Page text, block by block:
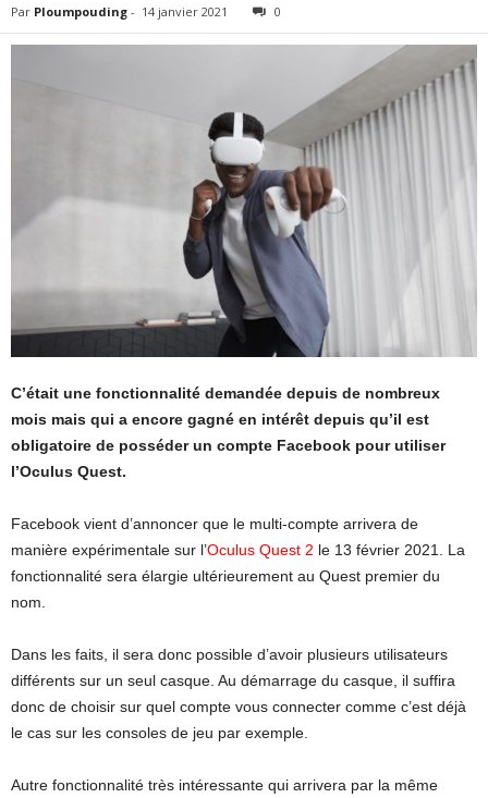
Par Ploumpouding - 14 janvier 2021 0
C’était une fonctionnalité demandée depuis de nombreux
mois mais qui a encore gagné en intérêt depuis qu’il est
obligatoire de posséder un compte Facebook pour utiliser
l’Oculus Quest.
Facebook vient d’annoncer que le multi-compte arrivera de
manière expérimentale sur l’Oculus Quest 2 le 13 février 2021. La
fonctionnalité sera élargie ultérieurement au Quest premier du
nom.
Dans les faits, il sera donc possible d’avoir plusieurs utilisateurs
différents sur un seul casque. Au démarrage du casque, il suffira
donc de choisir sur quel compte vous connecter comme c’est déjà
le cas sur les consoles de jeu par exemple.
Autre fonctionnalité très intéressante qui arrivera par la même